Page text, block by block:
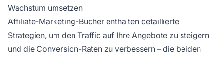
Wachstum umsetzen
Affiliate-Marketing-Bücher enthalten detaillierte
Strategien, um den Traffic auf Ihre Angebote zu steigern
und die Conversion-Raten zu verbessern – die beiden